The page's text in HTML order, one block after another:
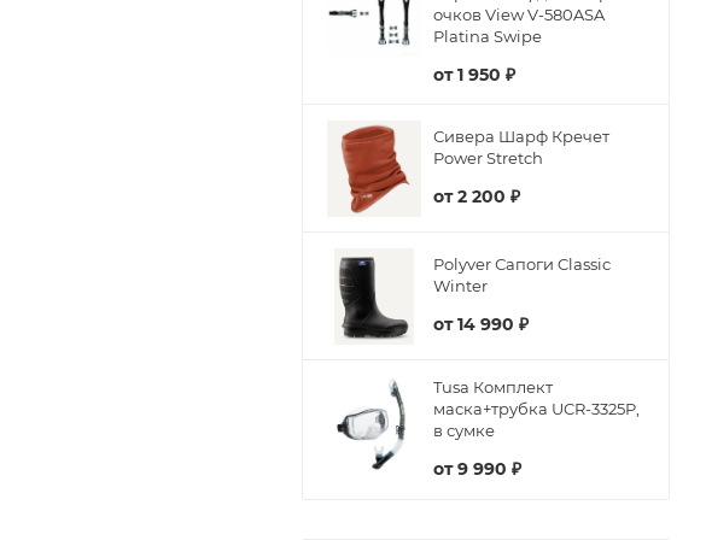
очков View V-580ASA
Platina Swipe
от1 950 ₽
Сивера Шарф Кречет
Power Stretch
от2 200 ₽
Polyver Сапоги Classic
Winter
от14 990 ₽
Tusa Комплект
маска+трубка UCR-3325P,
в сумке
от9 990 ₽